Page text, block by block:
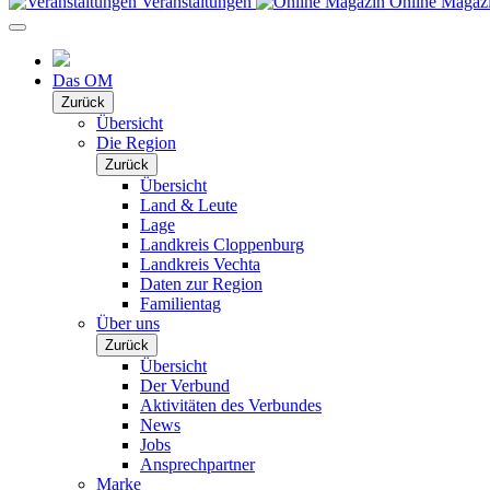
Das OM
Zurück
Übersicht
Die Region
Zurück
Übersicht
Land & Leute
Lage
Landkreis Cloppenburg
Landkreis Vechta
Daten zur Region
Familientag
Über uns
Zurück
Übersicht
Der Verbund
Aktivitäten des Verbundes
News
Jobs
Ansprechpartner
Marke